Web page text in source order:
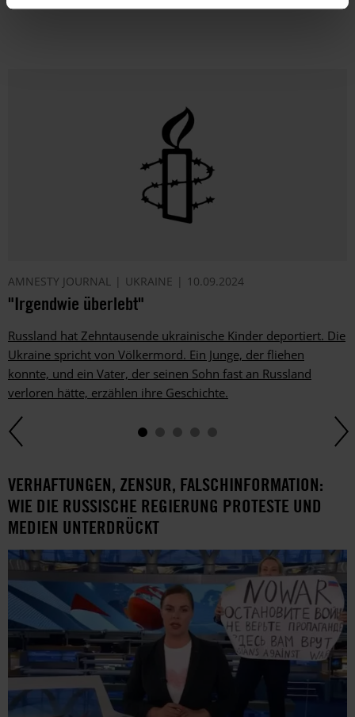
AMNESTY JOURNAL UKRAINE 10.09.2024
"Irgendwie überlebt"
Russland hat Zehntausende ukrainische Kinder deportiert. Die
Ukraine spricht von Völkermord. Ein Junge, der fliehen
konnte, und ein Vater, der seinen Sohn fast an Russland
verloren hätte, erzählen ihre Geschichte.
VERHAFTUNGEN, ZENSUR, FALSCHINFORMATION:
WIE DIE RUSSISCHE REGIERUNG PROTESTE UND
MEDIEN UNTERDRÜCKT